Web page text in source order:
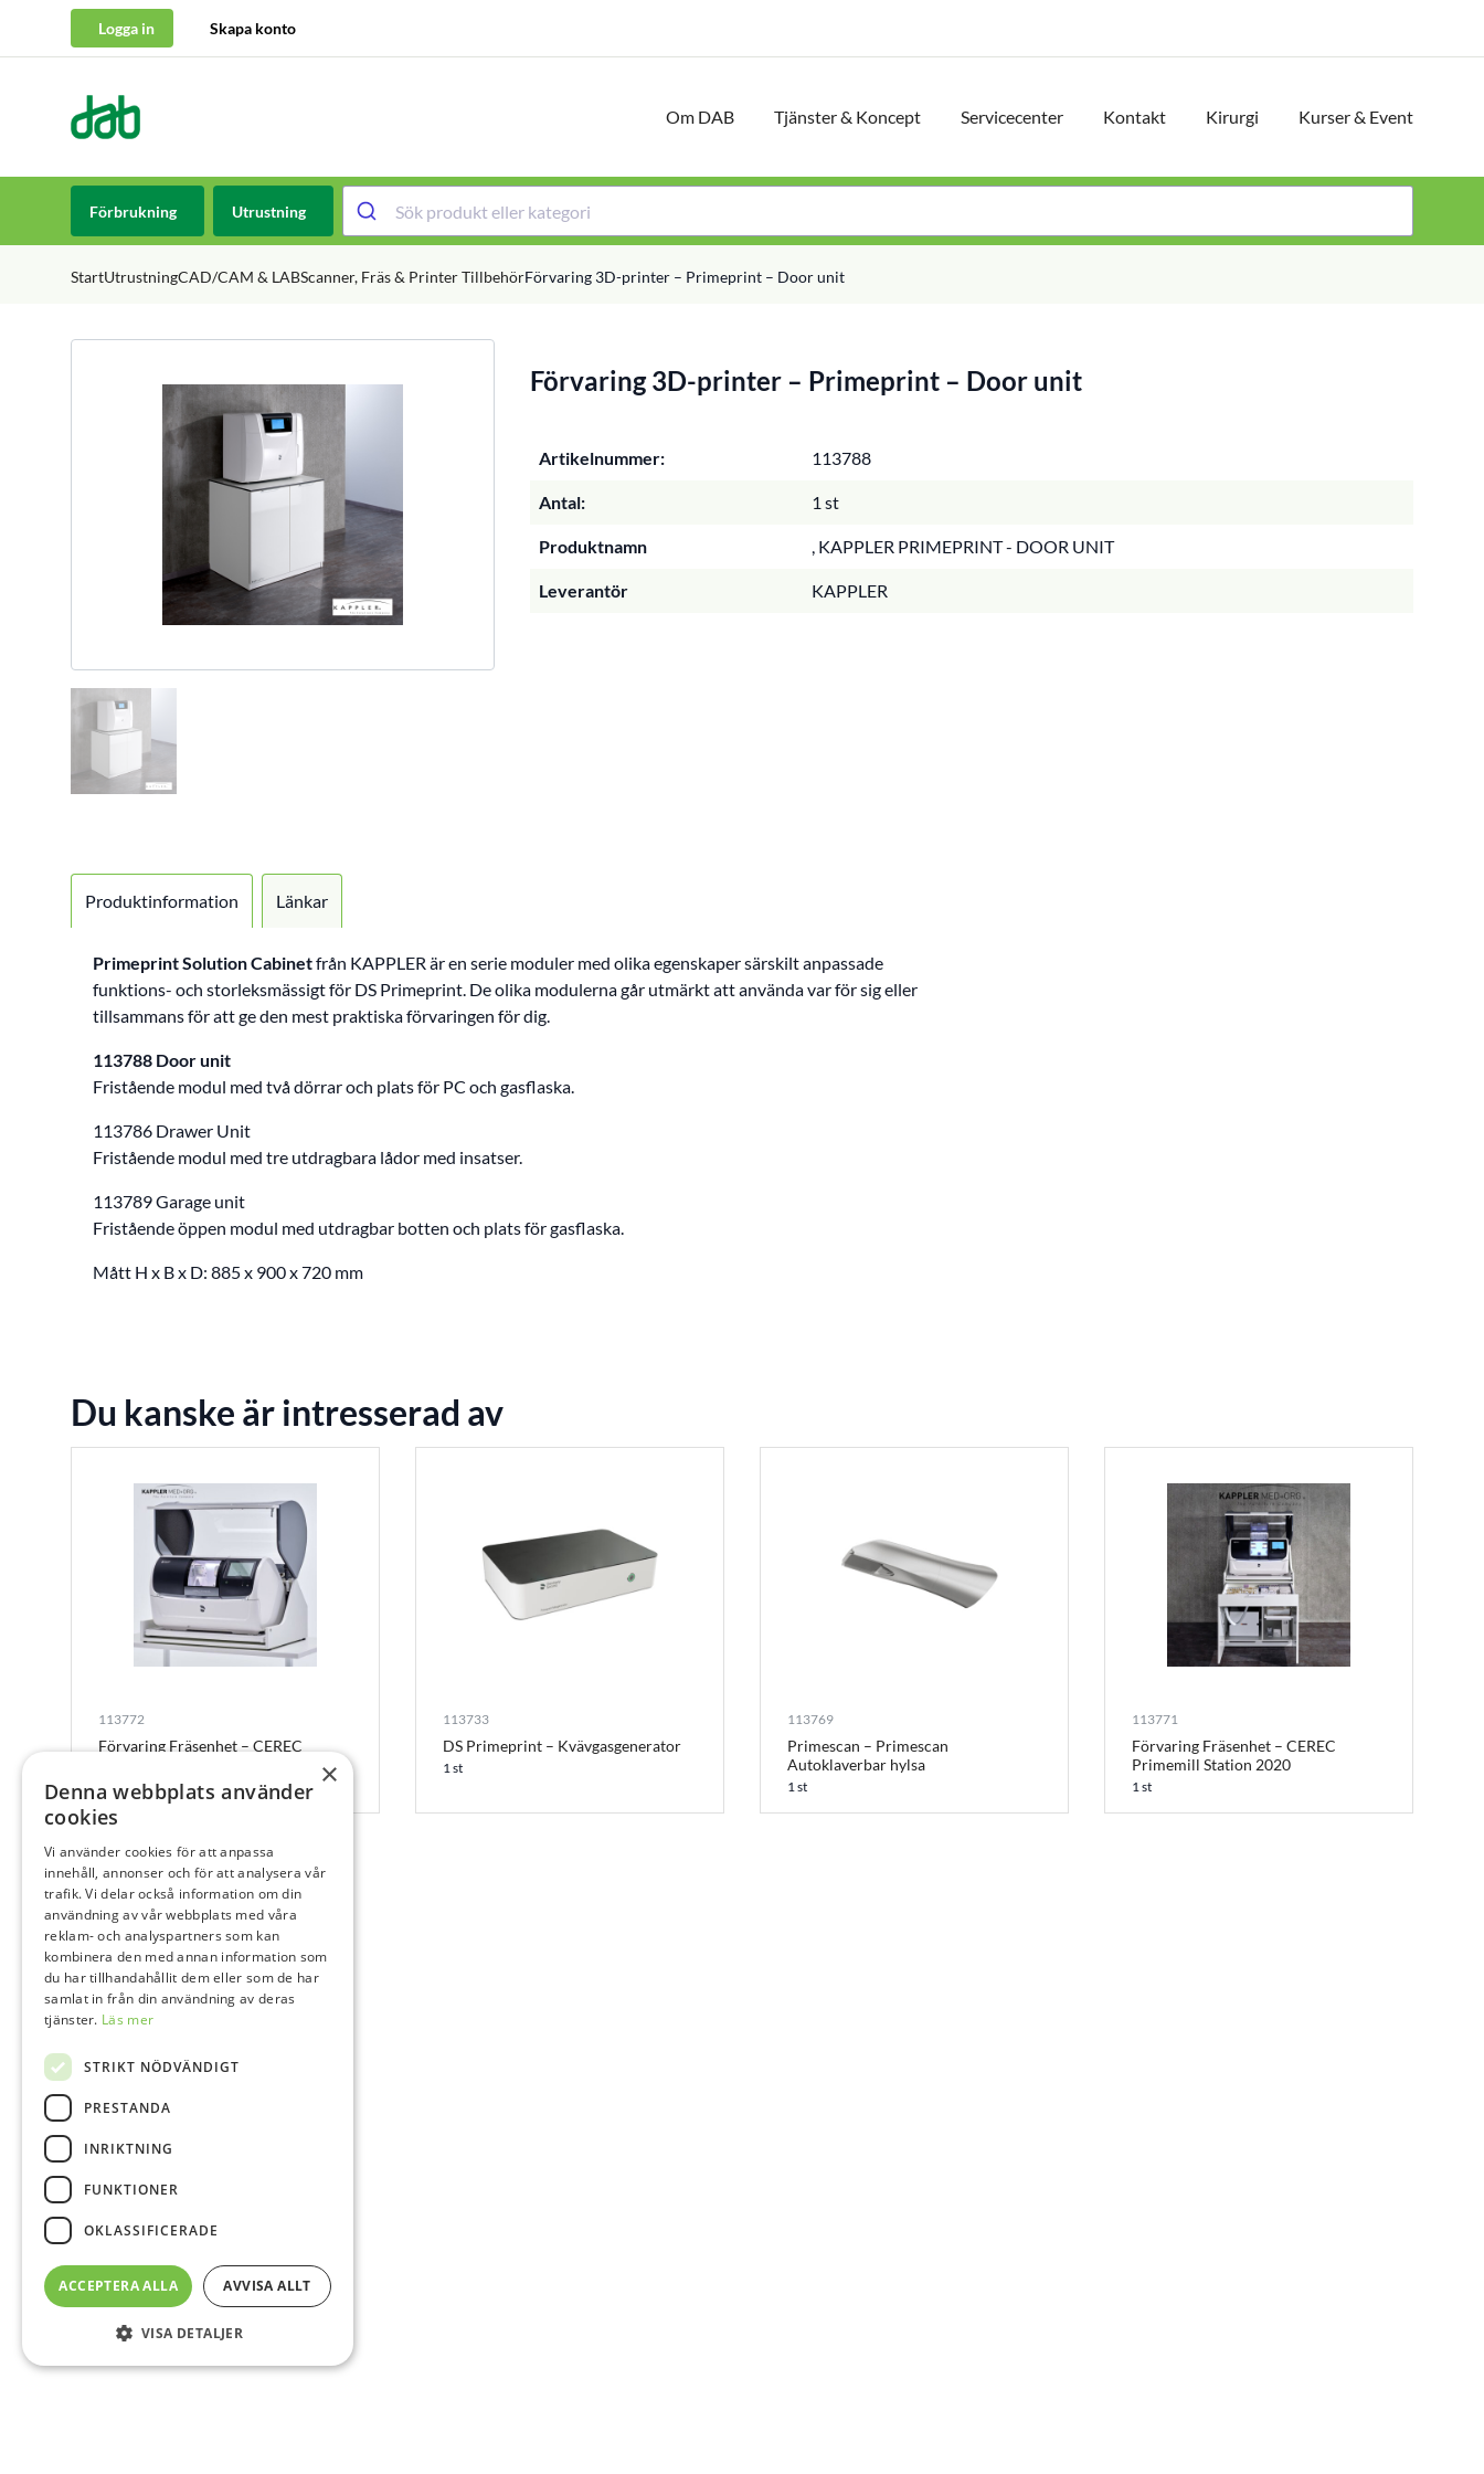
Logga in Skapa konto
DAB Dental Om DAB Tjänster & Koncept Servicecenter Kontakt Kirurgi Kurser & Event
Förbrukning Utrustning
StartUtrustningCAD/CAM & LABScanner, Fräs & Printer TillbehörFörvaring 3D-printer – Primeprint – Door unit
Förvaring 3D-printer – Primeprint – Door unit
Artikelnummer: 113788
Antal: 1 st
Produktnamn , KAPPLER PRIMEPRINT - DOOR UNIT
Leverantör KAPPLER
Produktinformation
Primeprint Solution Cabinetfrån KAPPLER är en serie moduler med olika egenskaper särskilt anpassade
funktions- och storleksmässigt för DS Primeprint. De olika modulerna går utmärkt att använda var för sig eller
tillsammans för att ge den mest praktiska förvaringen för dig.
113788 Door unit
Fristående modul med två dörrar och plats för PC och gasflaska.
113786 Drawer Unit
Fristående modul med tre utdragbara lådor med insatser.
113789 Garage unit
Fristående öppen modul med utdragbar botten och plats för gasflaska.
Mått H x B x D: 885 x 900 x 720 mm
Länkar
Du kanske är intresserad av
113772
Förvaring Fräsenhet – CEREC
Primemill Table Top Station 2020
1 st
113733
DS Primeprint – Kvävgasgenerator
1 st
113769
Primescan – Primescan
Autoklaverbar hylsa
1 st
113771
Förvaring Fräsenhet – CEREC
Primemill Station 2020
1 st
×
Denna webbplats använder
cookies
Vi använder cookies för att anpassa
innehåll, annonser och för att analysera vår
trafik. Vi delar också information om din
användning av vår webbplats med våra
reklam- och analyspartners som kan
kombinera den med annan information som
du har tillhandahållit dem eller som de har
samlat in från din användning av deras
tjänster. Läs mer
STRIKT NÖDVÄNDIGT
PRESTANDA
INRIKTNING
FUNKTIONER
OKLASSIFICERADE
ACCEPTERA ALLA AVVISA ALLT
VISA DETALJER